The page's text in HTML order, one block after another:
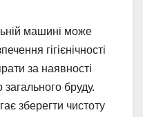
машині може
гігієнічності
за наявності
бруду.
зберегти чистоту